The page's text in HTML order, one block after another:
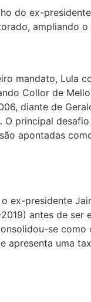
do ex-
ampliando o
mandato, Lula
Collor de
diante de
principal
apontadas
ex-presidente
antes de ser
se como
apresenta uma